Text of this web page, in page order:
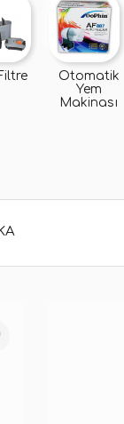
Otomatik
Yem
Makinası